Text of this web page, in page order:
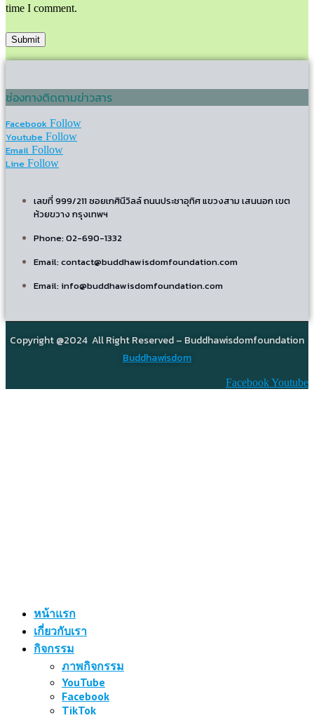
time I comment.
ช่องทางติดตามข่าวสาร
Facebook Follow
Youtube Follow
Email Follow
Line Follow
เลขที่ 999/211 ซอยเกศินีวิลล์ ถนนประชาอุทิศ แขวงสาม เสนนอก เขต
ห้วยขวาง กรุงเทพฯ
Phone: 02-690-1332
Email: contact@buddhawisdomfoundation.com
Email: info@buddhawisdomfoundation.com
Copyright @2024 All Right Reserved – Buddhawisdomfoundation
Buddhawisdom
FacebookYoutube
หน้าแรก
เกี่ยวกับเรา
กิจกรรม
ภาพกิจกรรม
YouTube
Facebook
TikTok